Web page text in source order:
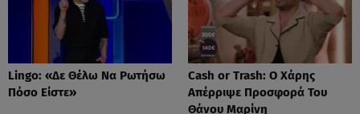
Lingo: «Δε Θέλω Να Ρωτήσω
Πόσο Είστε»
Cash or Trash: Ο Χάρης
Απέρριψε Προσφορά Του
Θάνου Μαρίνη